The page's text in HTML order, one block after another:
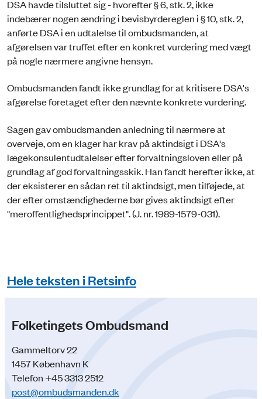
DSA havde tilsluttet sig - hvorefter § 6, stk. 2, ikke
indebærer nogen ændring i bevisbyrdereglen i § 10, stk. 2,
anførte DSA i en udtalelse til ombudsmanden, at
afgørelsen var truffet efter en konkret vurdering med vægt
på nogle nærmere angivne hensyn.
Ombudsmanden fandt ikke grundlag for at kritisere DSA's
afgørelse foretaget efter den nævnte konkrete vurdering.
Sagen gav ombudsmanden anledning til nærmere at
overveje, om en klager har krav på aktindsigt i DSA's
lægekonsulentudtalelser efter forvaltningsloven eller på
grundlag af god forvaltningsskik. Han fandt herefter ikke, at
der eksisterer en sådan ret til aktindsigt, men tilføjede, at
der efter omstændighederne bør gives aktindsigt efter
"meroffentlighedsprincippet". (J. nr. 1989-1579-031).
Hele teksten i Retsinfo
Folketingets Ombudsmand
Gammeltorv 22
1457 København K
Telefon +45 3313 2512
post@ombudsmanden.dk